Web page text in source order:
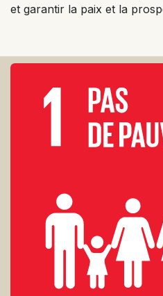
et garantir la paix et la